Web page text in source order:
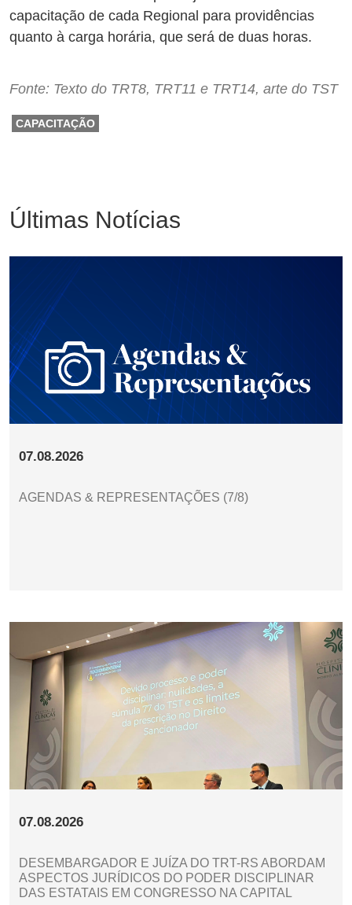
capacitação de cada Regional para providências
quanto à carga horária, que será de duas horas.
Fonte: Texto do TRT8, TRT11 e TRT14, arte do TST
CAPACITAÇÃO
Últimas Notícias
07.08.2026
AGENDAS & REPRESENTAÇÕES (7/8)
07.08.2026
DESEMBARGADOR E JUÍZA DO TRT-RS ABORDAM
ASPECTOS JURÍDICOS DO PODER DISCIPLINAR
DAS ESTATAIS EM CONGRESSO NA CAPITAL